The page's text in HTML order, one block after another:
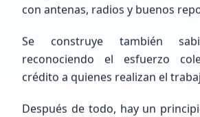
Raul humberto
NOHAY
con antenas, radios y buenos
Se construye también
reconociendo el esfuerzo
crédito a quienes realizan el
Después de todo, hay un